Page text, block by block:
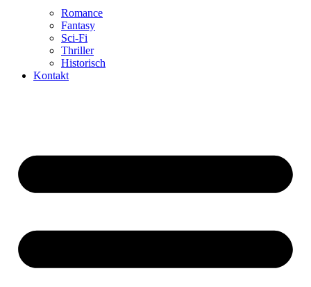
Romance
Fantasy
Sci-Fi
Thriller
Historisch
Kontakt